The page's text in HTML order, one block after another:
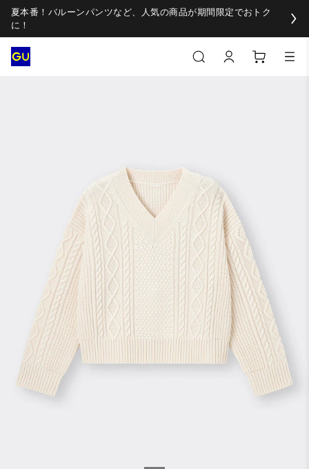
夏本番！バルーンパンツなど、人気の商品が期間限定でおトク
に！